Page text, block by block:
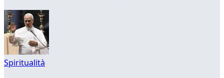
Spiritualità